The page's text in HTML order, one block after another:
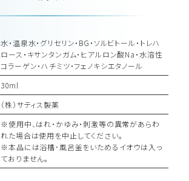
水・温泉水・グリセリン・BG・ソルビトール・トレハ
ロース・キサンタンガム・ヒアルロン酸Na・水溶性
コラーゲン・ハチミツ・フェノキシエタノール
30ml
（株）サティス製薬
※使用中、はれ・かゆみ・刺激等の異常があらわ
れた場合は使用を中止してください。
※本品には浴槽･風呂釜をいためるイオウは入っ
ておりません。